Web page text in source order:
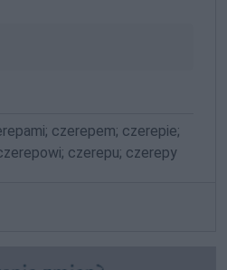
czerepem; czerepie;
czerepu; czerepy